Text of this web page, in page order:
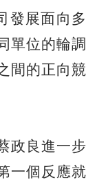
發展面向多
單位的輪調
間的正向競
政良進一步
一個反應就